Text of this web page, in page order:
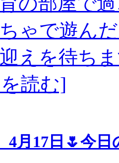
ゃで遊ん
えを待ち
読む]
4月17日🌷今